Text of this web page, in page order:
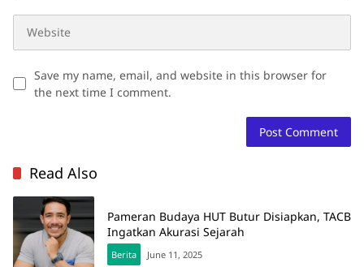
Save my name, email, and website in this browser for
the next time I comment.
Read Also
Pameran Budaya HUT Butur Disiapkan, TACB
Ingatkan Akurasi Sejarah
Berita June 11, 2025